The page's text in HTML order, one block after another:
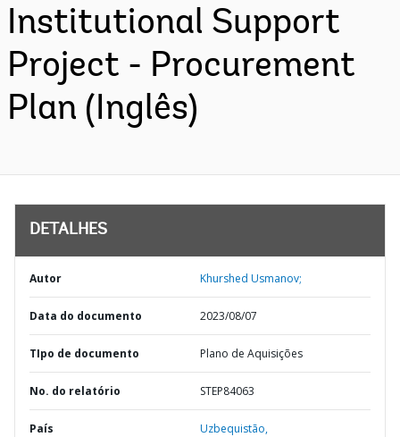
Institutional Support
Project - Procurement
Plan (Inglês)
DETALHES
Autor Khurshed Usmanov;
Data do documento 2023/08/07
TIpo de documento Plano de Aquisições
No. do relatório STEP84063
País Uzbequistão,